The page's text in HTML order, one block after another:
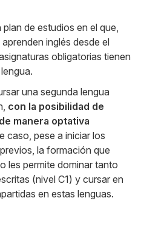
de estudios en el que,
inglés desde el
obligatorias tienen
una segunda lengua
con la posibilidad de
manera optativa
caso, pese a iniciar los
la formación que
les permite dominar tanto
(nivel C1) y cursar en
en estas lenguas.